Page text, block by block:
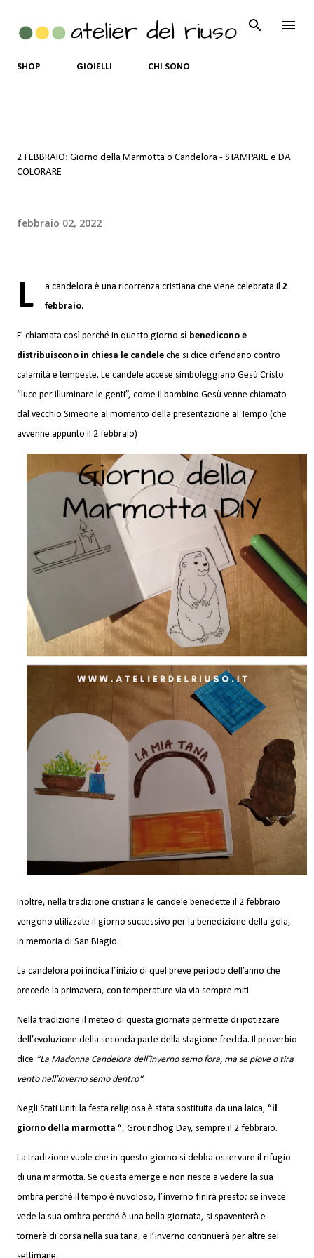
Passa ai contenuti principali
SHOP GIOIELLI CHI SONO
2 FEBBRAIO: Giorno della Marmotta o Candelora - STAMPARE e DA
COLORARE
febbraio 02, 2022
L a candelora è una ricorrenza cristiana che viene celebrata il 2
febbraio.
E' chiamata così perché in questo giorno si benedicono e
distribuiscono in chiesa le candele che si dice difendano contro
calamità e tempeste. Le candele accese simboleggiano Gesù Cristo
“luce per illuminare le genti”, come il bambino Gesù venne chiamato
dal vecchio Simeone al momento della presentazione al Tempo (che
avvenne appunto il 2 febbraio)
Inoltre, nella tradizione cristiana le candele benedette il 2 febbraio
vengono utilizzate il giorno successivo per la benedizione della gola,
in memoria di San Biagio.
La candelora poi indica l’inizio di quel breve periodo dell’anno che
precede la primavera, con temperature via via sempre miti.
Nella tradizione il meteo di questa giornata permette di ipotizzare
dell’evoluzione della seconda parte della stagione fredda. Il proverbio
dice “La Madonna Candelora dell’inverno semo fora, ma se piove o tira
vento nell’inverno semo dentro“.
Negli Stati Uniti la festa religiosa è stata sostituita da una laica, “il
giorno della marmotta “, Groundhog Day, sempre il 2 febbraio.
La tradizione vuole che in questo giorno si debba osservare il rifugio
di una marmotta. Se questa emerge e non riesce a vedere la sua
ombra perché il tempo è nuvoloso, l’inverno finirà presto; se invece
vede la sua ombra perché è una bella giornata, si spaventerà e
tornerà di corsa nella sua tana, e l’inverno continuerà per altre sei